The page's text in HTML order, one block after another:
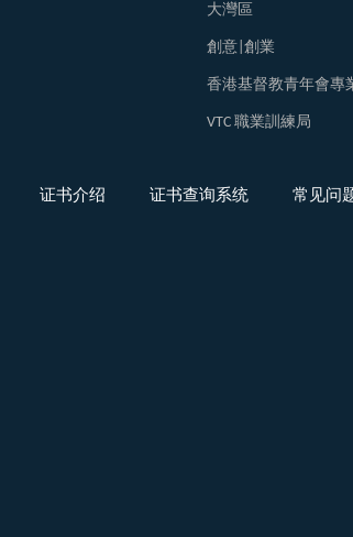
大灣區
創意|創業
香港基督教青年會專
VTC 職業訓練局
证书介绍 证书查询系统 常见问